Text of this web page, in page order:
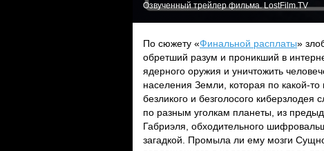
Озвученный трейлер фильма. LostFilm.TV
По сюжету «Финальной расплаты»
обретший разум и проникший в
ядерного оружия и уничтожить
населения Земли, которая по какой-
безликого и безголосого киберзлодея
по разным уголкам планеты, из
Габриэля, обходительного
загадкой. Промыла ли ему мозги